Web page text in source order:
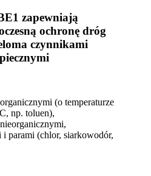
zapewniają
ochronę dróg
czynnikami
(o temperaturze
np. toluen),
parami (chlor, siarkowodór,